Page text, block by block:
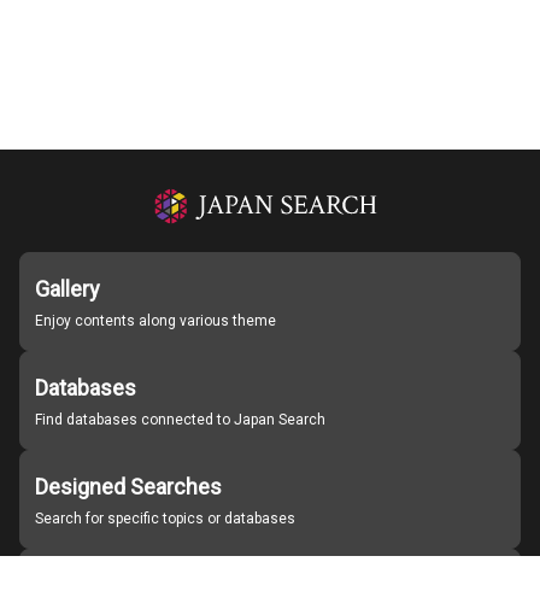
Gallery
Enjoy contents along various theme
Databases
Find databases connected to Japan Search
Designed Searches
Search for specific topics or databases